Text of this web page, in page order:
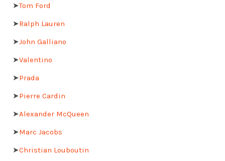
➤Tom Ford
➤Ralph Lauren
➤John Galliano
➤Valentino
➤Prada
➤Pierre Cardin
➤Alexander McQueen
➤Marc Jacobs
➤Christian Louboutin